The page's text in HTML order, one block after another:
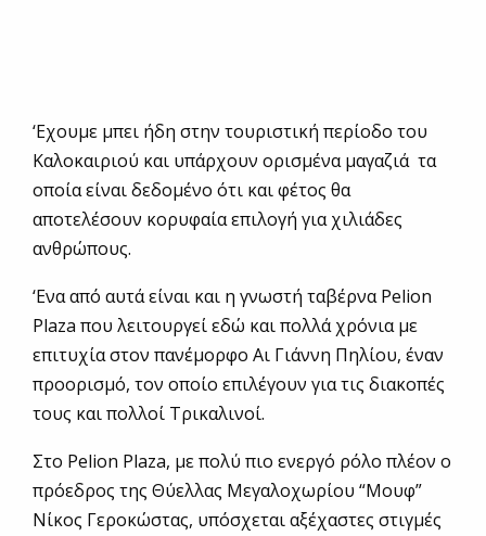
‘Εχουμε μπει ήδη στην τουριστική περίοδο του
Καλοκαιριού και υπάρχουν ορισμένα μαγαζιά τα
οποία είναι δεδομένο ότι και φέτος θα
αποτελέσουν κορυφαία επιλογή για χιλιάδες
ανθρώπους.
‘Ενα από αυτά είναι και η γνωστή ταβέρνα Pelion
Plaza που λειτουργεί εδώ και πολλά χρόνια με
επιτυχία στον πανέμορφο Αι Γιάννη Πηλίου, έναν
προορισμό, τον οποίο επιλέγουν για τις διακοπές
τους και πολλοί Τρικαλινοί.
Στο Pelion Plaza, με πολύ πιο ενεργό ρόλο πλέον ο
πρόεδρος της Θύελλας Μεγαλοχωρίου “Μουφ”
Νίκος Γεροκώστας, υπόσχεται αξέχαστες στιγμές